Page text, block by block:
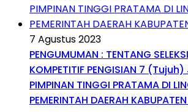
7 Agustus 2023
PENGUMUMAN : TENTANG
KOMPETITIF PENGISIAN 7
PIMPINAN TINGGI PRATAMA DI
PEMERINTAH DAERAH